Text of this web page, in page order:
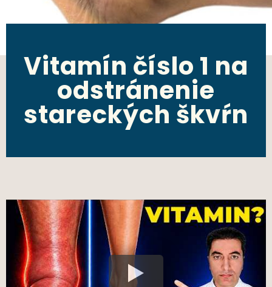
Vitamín číslo 1 na
odstránenie
stareckých škvŕn